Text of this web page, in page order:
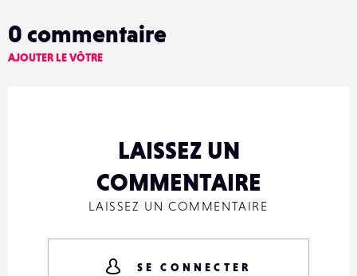
0 commentaire
AJOUTER LE VÔTRE
LAISSEZ UN
COMMENTAIRE
LAISSEZ UN COMMENTAIRE
SE CONNECTER